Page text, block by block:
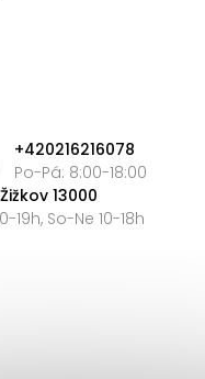
+420216216078
Po-Pá: 8:00-18:00
13000
So-Ne 10-18h